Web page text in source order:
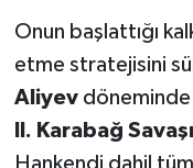
Onun başlattığı
etme stratejisini
Aliyevdöneminde
II. Karabağ
Hankendi dahil